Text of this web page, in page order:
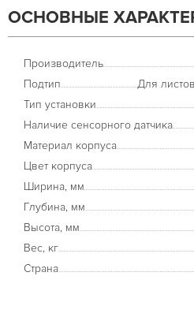
ОСНОВНЫЕ
Производитель
Подтип
Для
Тип установки
Наличие сенсорного датчика
Материал корпуса
Цвет корпуса
Ширина, мм
Глубина, мм
Высота, мм
Вес, кг
Страна